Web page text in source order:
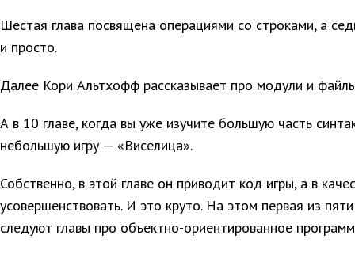
Шестая глава посвящена операциями со строками, а
и просто.
Далее Кори Альтхофф рассказывает про модули и
А в 10 главе, когда вы уже изучите большую часть
небольшую игру — «Виселица».
Собственно, в этой главе он приводит код игры, а в
усовершенствовать. И это круто. На этом первая из
следуют главы про объектно-ориентированное